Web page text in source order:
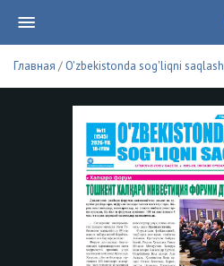
Главная / O'zbekistonda sog'liqni saqlash